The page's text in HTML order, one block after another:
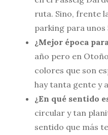
ruta. Sino, frente
parking para unos
¿Mejor época
año pero en
colores que son
hay tanta gente y
¿En qué sentido
circular y tan
sentido que más